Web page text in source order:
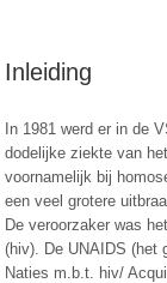
Inleiding
In 1981 werd er in de
dodelijke ziekte van
voornamelijk bij
een veel grotere
De veroorzaker was
(hiv). De UNAIDS (het
Naties m.b.t. hiv/